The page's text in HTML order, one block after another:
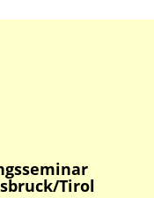
Tirol